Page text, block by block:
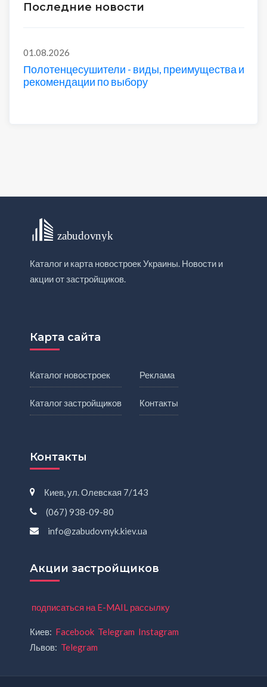
Последние новости
01.08.2026
Полотенцесушители - виды, преимущества и
рекомендации по выбору
Каталог и карта новостроек Украины. Новости и
акции от застройщиков.
Карта сайта
Каталог новостроек
Каталог застройщиков
Реклама
Контакты
Контакты
Киев, ул. Олевская 7/143
(067) 938-09-80
info@zabudovnyk.kiev.ua
Акции застройщиков
подписаться на E-MAIL рассылку
Киев: Facebook Telegram Instagram
Львов: Telegram